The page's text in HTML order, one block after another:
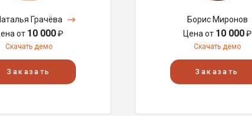
Грачёва
от 10 000₽
Скачать демо
Заказать
Борис Миронов
Цена от 10 000₽
Скачать демо
Заказать